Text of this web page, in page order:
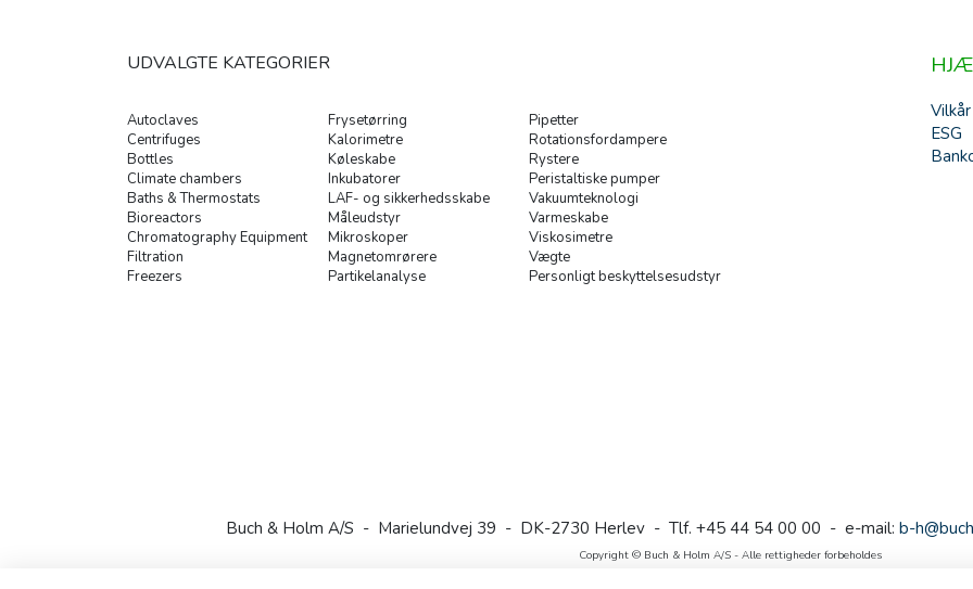
Autoclaves
Centrifuges
Bottles
Climate chambers
Baths & Thermostats
Bioreactors
Chromatography Equipment
Filtration
Freezers
Frysetørring
Kalorimetre
Køleskabe
Inkubatorer
LAF- og sikkerhedsskabe
Måleudstyr
Mikroskoper
Magnetomrørere
Partikelanalyse
Pipetter
Rotationsfordampere
Rystere
Peristaltiske pumper
Vakuumteknologi
Varmeskabe
Viskosimetre
Vægte
Personligt beskyttelsesudstyr
UDVALGTE KATEGORIER
Vilkår
ESG
Buch & Holm A/S - Marielundvej 39 - DK-2730 Herlev - Tlf. +45 44 54 00 00 - e-mail: b-
Copyright © Buch & Holm A/S - Alle rettigheder forbeholdes